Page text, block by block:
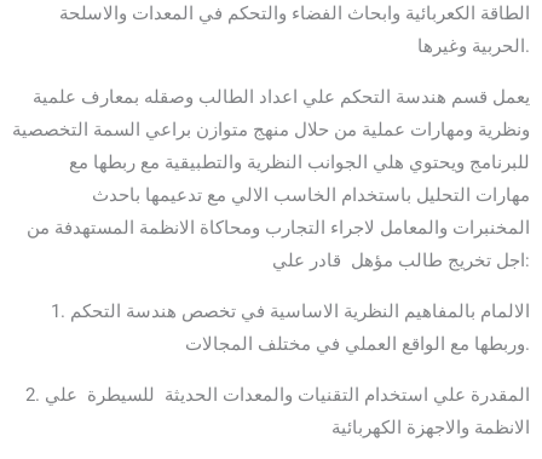
الطاقة الكعربائية وابحاث الفضاء والتحكم في المعدات والاسلحة
الحربية وغيرها.
يعمل قسم هندسة التحكم علي اعداد الطالب وصقله بمعارف علمية
ونظرية ومهارات عملية من حلال منهج متوازن براعي السمة التخصصية
للبرنامج ويحتوي هلي الجوانب النظرية والتطبيقية مع ربطها مع
مهارات التحليل باستخدام الخاسب الالي مع تدعيمها باحدث
المخنبرات والمعامل لاجراء التجارب ومحاكاة الانظمة المستهدفة من
اجل تخريج طالب مؤهل قادر علي:
1. الالمام بالمفاهيم النظرية الاساسية في تخصص هندسة التحكم
وربطها مع الواقع العملي في مختلف المجالات.
2. المقدرة علي استخدام التقنيات والمعدات الحديثة للسيطرة علي
الانظمة والاجهزة الكهربائية